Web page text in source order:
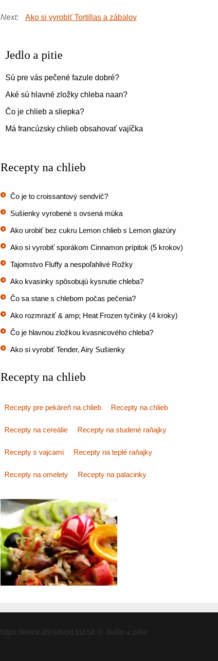
Next: Ako si vyrobiť Tortillas a zábalov
Jedlo a pitie
Sú pre vás pečené fazule dobré?
Aké sú hlavné zložky chleba naan?
Čo je chlieb a sliepka?
Má francúzsky chlieb obsahovať vajíčka
Recepty na chlieb
Čo je to croissantový sendvič?
Sušienky vyrobené s ovsená múka
Ako urobiť bez cukru Lemon chlieb s Lemon glazúry
Ako si vyrobiť sporákom Cinnamon prípitok (5 krokov)
Tajomstvo Fluffy a nespoľahlivé Rožky
Ako kvasinky spôsobujú kysnutie chleba?
Čo sa stane s chlebom počas pečenia?
Ako rozmraziť & amp; Heat Frozen tyčinky (4 kroky)
Čo je hlavnou zložkou kvasnicového chleba?
Ako si vyrobiť Tender, Airy Sušienky
Recepty na chlieb
Recepty pre pekáreň na chlieb Recepty na chlieb
Recepty na cereálie Recepty na studené raňajky
Recepty s vajcami Recepty na teplé raňajky
Recepty na omelety Recepty na palacinky
https://www.drinkfood.biz/sk © Jedlo a pitie